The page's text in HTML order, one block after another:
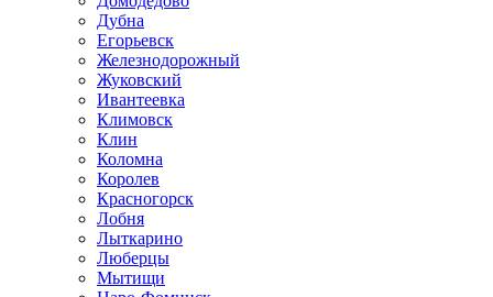
Дубна
Егорьевск
Железнодорожный
Жуковский
Ивантеевка
Климовск
Клин
Коломна
Королев
Красногорск
Лобня
Лыткарино
Люберцы
Мытищи